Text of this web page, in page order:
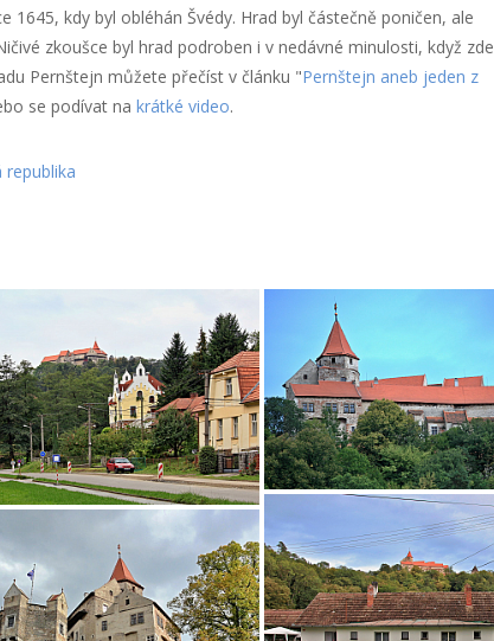
1645, kdy byl obléhán Švédy. Hrad byl částečně poničen, ale
zkoušce byl hrad podroben i v nedávné minulosti, když zde
Pernštejn můžete přečíst v článku "Pernštejn aneb jeden z
se podívat na krátké video.
republika